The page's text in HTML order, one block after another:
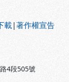
載|著作權宣告
4段505號